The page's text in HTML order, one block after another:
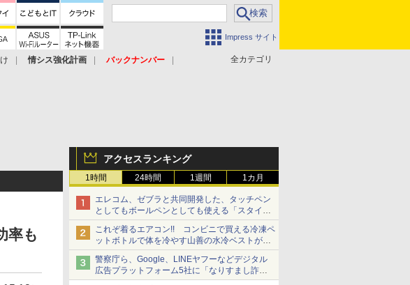
Impress サイト
全カテゴリ
情シス強化計画
バックナンバー
アクセスランキング
1時間 24時間 1週間 1カ月
エレコム、ゼブラと共同開発した、タッチペン
としてもボールペンとしても使える「スタイラ
スツーウェイ」発売 iPadにも紙にも、持ち替
えずに書き込める
これぞ着るエアコン!! コンビニで買える冷凍ペ
ットボトルで体を冷やす山善の水冷ベストがロ
ードバイクにちょうどいい【ぼっち・ざ・ろー
ど！その14】【空いた時間でなにしてる？】
警察庁ら、Google、LINEヤフーなどデジタル
広告プラットフォーム5社に「なりすまし詐欺
広告」対策強化を要請 著名人の写真や映像を
率も